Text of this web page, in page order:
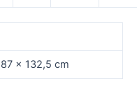
× 132,5 cm